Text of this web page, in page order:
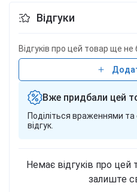
Відгуки
Відгуків про цей товар ще не
Вже придбали цей
Поділіться враженнями
відгук.
Немає відгуків про
залиште